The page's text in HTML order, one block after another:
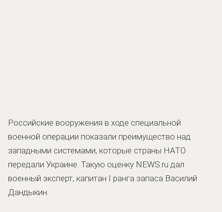
Российские вооружения в ходе специальной
военной операции показали преимущество над
западными системами, которые страны НАТО
передали Украине. Такую оценку NEWS.ru дал
военный эксперт, капитан I ранга запаса Василий
Дандыкин.